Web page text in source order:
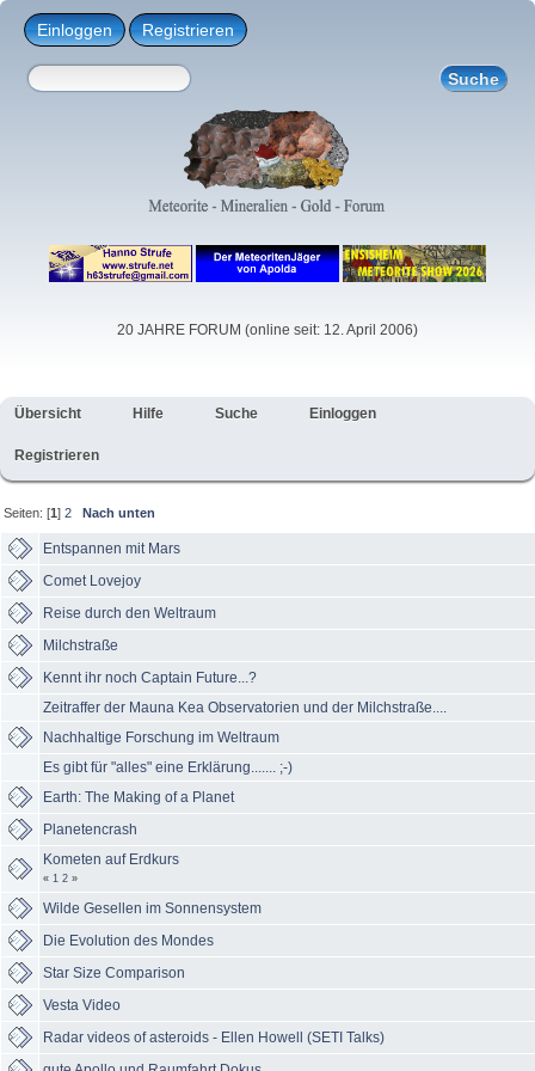
Einloggen Registrieren
20 JAHRE FORUM (online seit: 12. April 2006)
Übersicht Hilfe Suche Einloggen
Registrieren
Seiten: [1]2 Nach unten
Entspannen mit Mars
Comet Lovejoy
Reise durch den Weltraum
Milchstraße
Kennt ihr noch Captain Future...?
Zeitraffer der Mauna Kea Observatorien und der Milchstraße....
Nachhaltige Forschung im Weltraum
Es gibt für "alles" eine Erklärung....... ;-)
Earth: The Making of a Planet
Planetencrash
Kometen auf Erdkurs
« 1 2 »
Wilde Gesellen im Sonnensystem
Die Evolution des Mondes
Star Size Comparison
Vesta Video
Radar videos of asteroids - Ellen Howell (SETI Talks)